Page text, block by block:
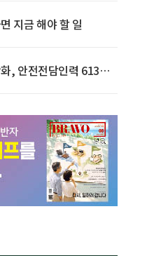
지금 해야 할 일
, 안전전담인력 613명